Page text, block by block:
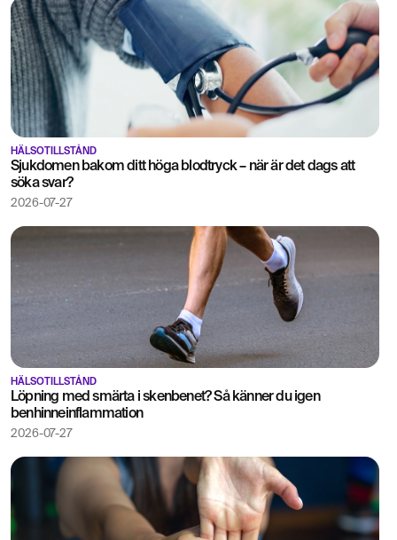
HÄLSOTILLSTÅND
Sjukdomen bakom ditt höga blodtryck – när är det dags att
söka svar?
2026-07-27
HÄLSOTILLSTÅND
Löpning med smärta i skenbenet? Så känner du igen
benhinneinflammation
2026-07-27